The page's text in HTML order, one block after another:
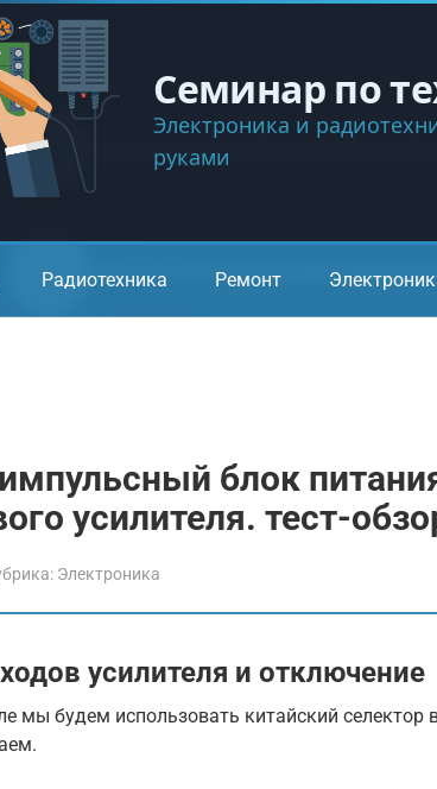
Семинар по
Электроника и
руками
Радиотехника Ремонт
блок
усилителя. тест-
Электроника
усилителя и отключение
мы будем использовать китайский селектор